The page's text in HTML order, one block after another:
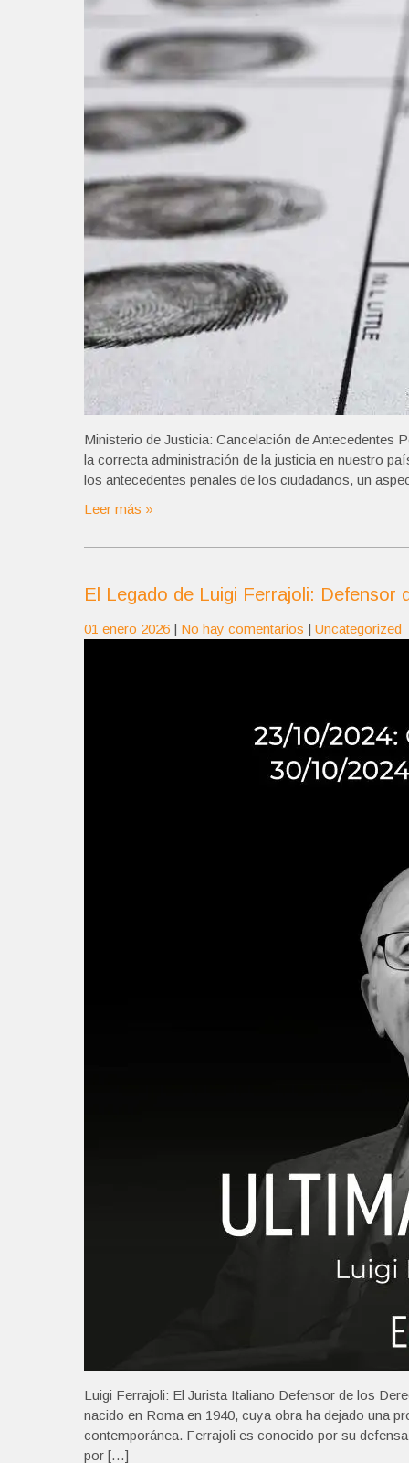
Ministerio de Justicia: Cancelación de Antecedentes
la correcta administración de la justicia en nuestro
los antecedentes penales de los ciudadanos, un
Leer más »
El Legado de Luigi Ferrajoli: Defensor
01 enero 2026 | No hay comentarios | Uncategorized
Luigi Ferrajoli: El Jurista Italiano Defensor de los
nacido en Roma en 1940, cuya obra ha dejado una
contemporánea. Ferrajoli es conocido por su
por […]